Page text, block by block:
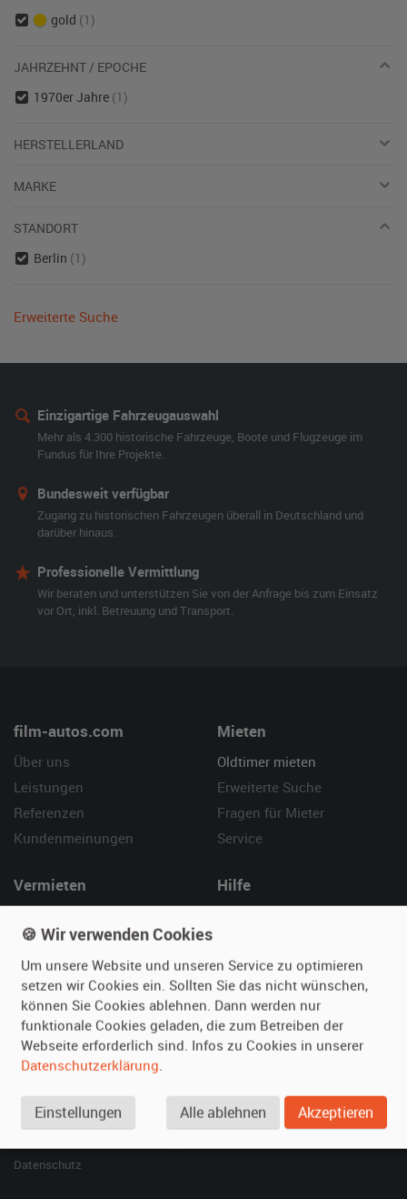
gold (1)
JAHRZEHNT / EPOCHE
1970er Jahre (1)
HERSTELLERLAND
MARKE
STANDORT
Berlin (1)
Erweiterte Suche
Einzigartige Fahrzeugauswahl
Mehr als 4.300 historische Fahrzeuge, Boote und Flugzeuge im
Fundus für Ihre Projekte.
Bundesweit verfügbar
Zugang zu historischen Fahrzeugen überall in Deutschland und
darüber hinaus.
Professionelle Vermittlung
Wir beraten und unterstützen Sie von der Anfrage bis zum Einsatz
vor Ort, inkl. Betreuung und Transport.
film-autos.com
Über uns
Leistungen
Referenzen
Kundenmeinungen
Mieten
Oldtimer mieten
Erweiterte Suche
Fragen für Mieter
Service
Vermieten
Fotos senden
Fragen für Vermieter
Inserat verwalten
Hilfe
Kontakt
SPECIAL
Berühmte Filmautos –
Datenschutz
🍪 Wir verwenden Cookies
Um unsere Website und unseren Service zu optimieren
setzen wir Cookies ein. Sollten Sie das nicht wünschen,
können Sie Cookies ablehnen. Dann werden nur
funktionale Cookies geladen, die zum Betreiben der
Webseite erforderlich sind. Infos zu Cookies in unserer
Datenschutzerklärung.
Einstellungen Alle ablehnen Akzeptieren